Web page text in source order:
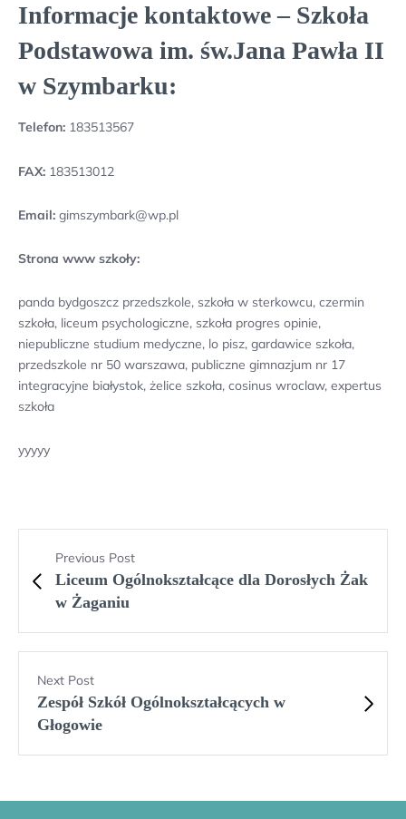
Informacje kontaktowe – Szkoła
Podstawowa im. św.Jana Pawła II
w Szymbarku:
Telefon: 183513567
FAX: 183513012
Email: gimszymbark@wp.pl
Strona www szkoły:
panda bydgoszcz przedszkole, szkoła w sterkowcu, czermin
szkoła, liceum psychologiczne, szkoła progres opinie,
niepubliczne studium medyczne, lo pisz, gardawice szkoła,
przedszkole nr 50 warszawa, publiczne gimnazjum nr 17
integracyjne białystok, żelice szkoła, cosinus wroclaw, expertus
szkoła
yyyyy
Previous Post
Liceum Ogólnokształcące dla Dorosłych Żak
w Żaganiu
Next Post
Zespół Szkół Ogólnokształcących w
Głogowie